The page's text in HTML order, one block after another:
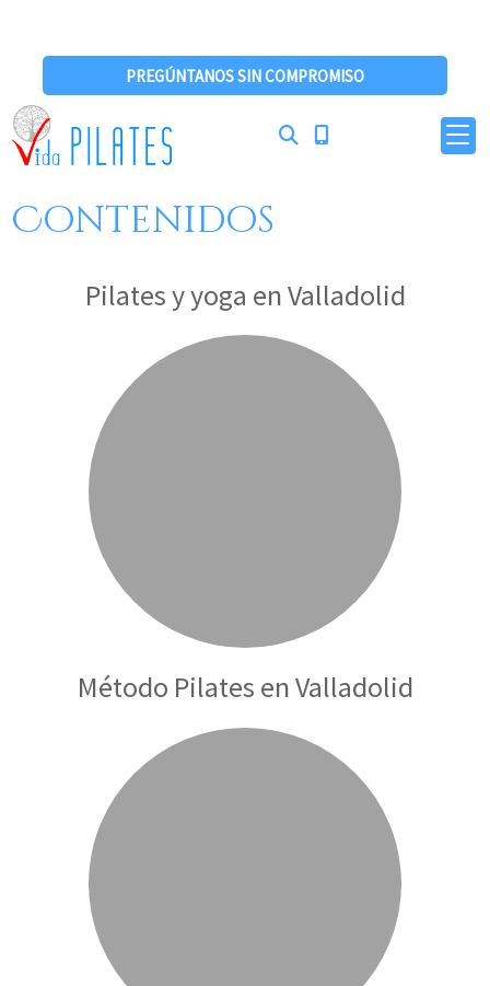
PREGÚNTANOS SIN COMPROMISO
Contenidos
Pilates y yoga en Valladolid
Método Pilates en Valladolid